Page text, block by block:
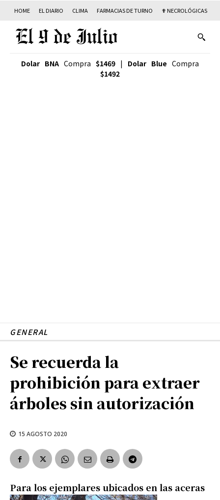
HOME EL DIARIO CLIMA FARMACIAS DE TURNO ✟ NECROLÓGICAS
Dolar BNA Compra $1469 | Dolar Blue Compra
$1492
GENERAL
Se recuerda la
prohibición para extraer
árboles sin autorización
15 AGOSTO 2020
Para los ejemplares ubicados en las aceras